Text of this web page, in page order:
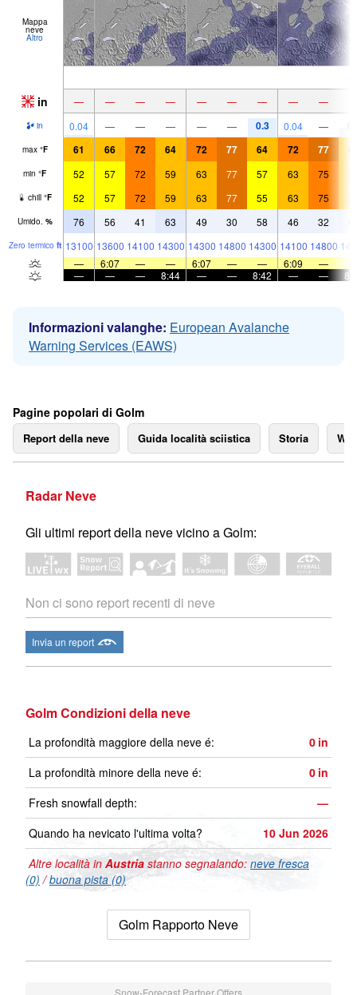
Mappa
neve
Altro
in — — — — — — — — —
in 0.04 — — — — — 0.3 0.04 —
max °F 61 66 72 64 72 77 64 72 77
min °F 52 57 72 59 63 77 57 63 75
chill °F 52 57 72 59 63 77 55 63 75
Umido. % 76 56 41 63 49 30 58 46 32
Zero termico ft 13100 13600 14100 14300 14300 14800 14300 14100 14800
—
6:07 — — 6:07 — — 6:09 —
—
— — 8:44 — — 8:42 — —
Informazioni valanghe: European Avalanche
Warning Services (EAWS)
Pagine popolari di Golm
Report della neve Guida località sciistica Storia
Radar Neve
Gli ultimi report della neve vicino a Golm:
Non ci sono report recenti di neve
Invia un report
Golm Condizioni della neve
La profondità maggiore della neve é: 0 in
La profondità minore della neve é:
0 in
Fresh snowfall depth:
—
Quando ha nevicato l'ultima volta?
10 Jun 2026
Altre località in Austria stanno segnalando: neve fresca
(0) /buona pista (0)
Golm Rapporto Neve
Snow-Forecast Partner Offers